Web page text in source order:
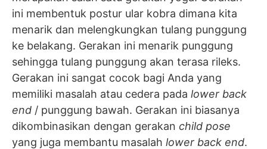
ini membentuk postur ular kobra dimana kita
menarik dan melengkungkan tulang punggung
ke belakang. Gerakan ini menarik punggung
sehingga tulang punggung akan terasa rileks.
Gerakan ini sangat cocok bagi Anda yang
memiliki masalah atau cedera pada lower back
end / punggung bawah. Gerakan ini biasanya
dikombinasikan dengan gerakan child pose
yang juga membantu masalah lower back end.